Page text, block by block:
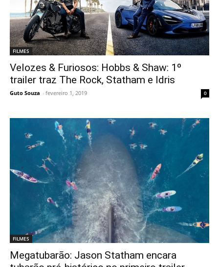
FILMES
Velozes & Furiosos: Hobbs & Shaw: 1º
trailer traz The Rock, Statham e Idris
Guto Souza - fevereiro 1, 2019 0
FILMES
Megatubarão: Jason Statham encara